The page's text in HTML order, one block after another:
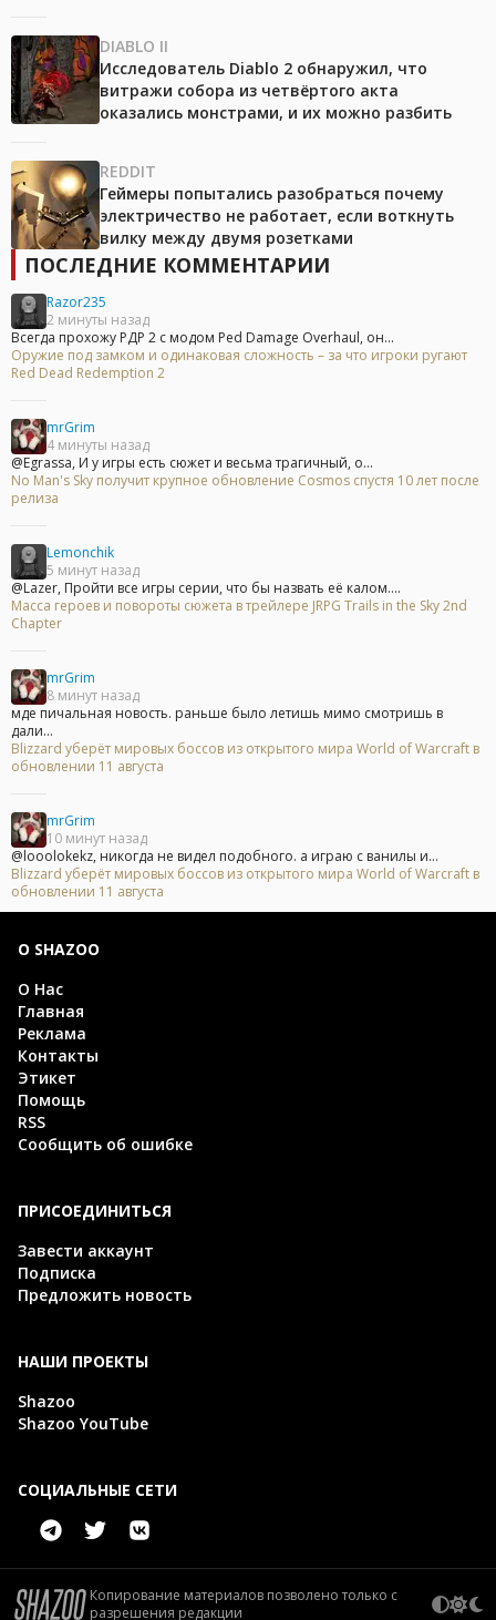
DIABLO II
Исследователь Diablo 2 обнаружил, что
витражи собора из четвёртого акта
оказались монстрами, и их можно разбить
REDDIT
Геймеры попытались разобраться почему
электричество не работает, если воткнуть
вилку между двумя розетками
ПОСЛЕДНИЕ КОММЕНТАРИИ
Razor235
2 минуты назад
Всегда прохожу РДР 2 с модом Ped Damage Overhaul, он...
Оружие под замком и одинаковая сложность – за что игроки ругают
Red Dead Redemption 2
mrGrim
4 минуты назад
@Egrassa, И у игры есть сюжет и весьма трагичный, о...
No Man's Sky получит крупное обновление Cosmos спустя 10 лет после
релиза
Lemonchik
5 минут назад
@Lazer, Пройти все игры серии, что бы назвать её калом....
Масса героев и повороты сюжета в трейлере JRPG Trails in the Sky 2nd
Chapter
mrGrim
8 минут назад
мде пичальная новость. раньше было летишь мимо смотришь в
дали...
Blizzard уберёт мировых боссов из открытого мира World of Warcraft в
обновлении 11 августа
mrGrim
10 минут назад
@looolokekz, никогда не видел подобного. а играю с ванилы и...
Blizzard уберёт мировых боссов из открытого мира World of Warcraft в
обновлении 11 августа
О SHAZOO
О Нас
Главная
Реклама
Контакты
Этикет
Помощь
RSS
Сообщить об ошибке
ПРИСОЕДИНИТЬСЯ
Завести аккаунт
Подписка
Предложить новость
НАШИ ПРОЕКТЫ
Shazoo
Shazoo YouTube
СОЦИАЛЬНЫЕ СЕТИ
Копирование материалов позволено только с
разрешения редакции